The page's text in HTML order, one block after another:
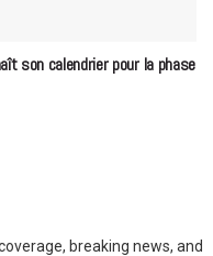
son calendrier pour la phase
breaking news, and